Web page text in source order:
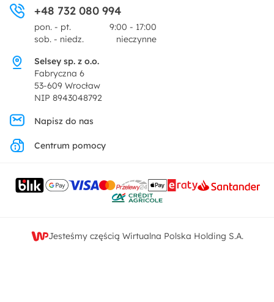
Dekoracje i akcesoria
Promocje
Zwroty
Pytania i odpowiedzi
Centrum prasowe
Regulamin
Polityka prywatności
Ustawienia prywatności
Kontakt
+48 732 080 994
pon. - pt.
9:00 - 17:00
sob. - niedz.
nieczynne
Selsey sp. z o.o.
Fabryczna 6
53-609 Wrocław
NIP 8943048792
Napisz do nas
Centrum pomocy
Jesteśmy częścią Wirtualna Polska Holding S.A.